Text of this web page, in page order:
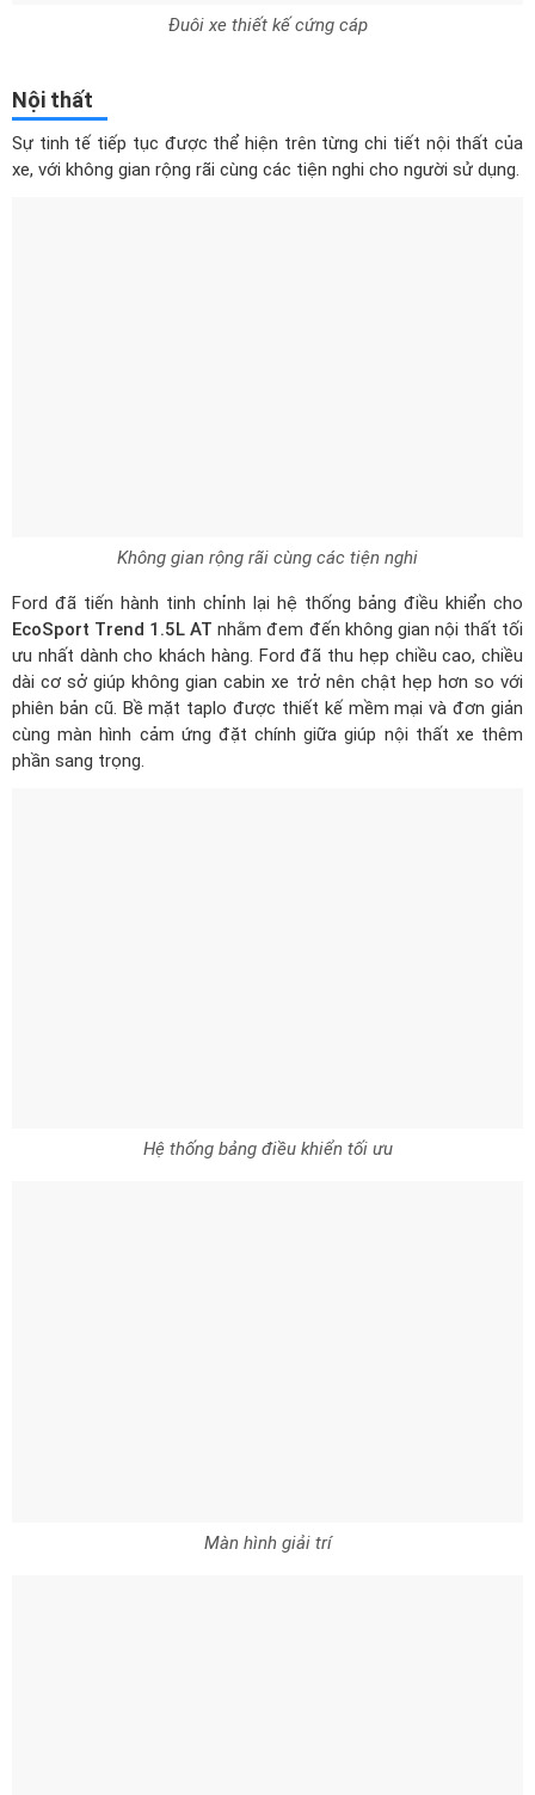
Đuôi xe thiết kế cứng cáp
Nội thất
Sự tinh tế tiếp tục được thể hiện trên từng chi tiết nội thất của
xe, với không gian rộng rãi cùng các tiện nghi cho người sử dụng.
Không gian rộng rãi cùng các tiện nghi
Ford đã tiến hành tinh chỉnh lại hệ thống bảng điều khiển cho
EcoSport Trend 1.5L AT nhằm đem đến không gian nội thất tối
ưu nhất dành cho khách hàng. Ford đã thu hẹp chiều cao, chiều
dài cơ sở giúp không gian cabin xe trở nên chật hẹp hơn so với
phiên bản cũ. Bề mặt taplo được thiết kế mềm mại và đơn giản
cùng màn hình cảm ứng đặt chính giữa giúp nội thất xe thêm
phần sang trọng.
Hệ thống bảng điều khiển tối ưu
Màn hình giải trí